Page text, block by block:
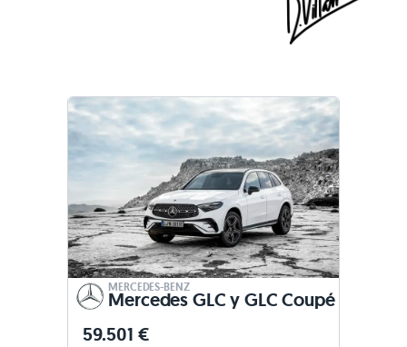
MERCEDES-BENZ
Mercedes GLC y GLC Coupé
59.501 €